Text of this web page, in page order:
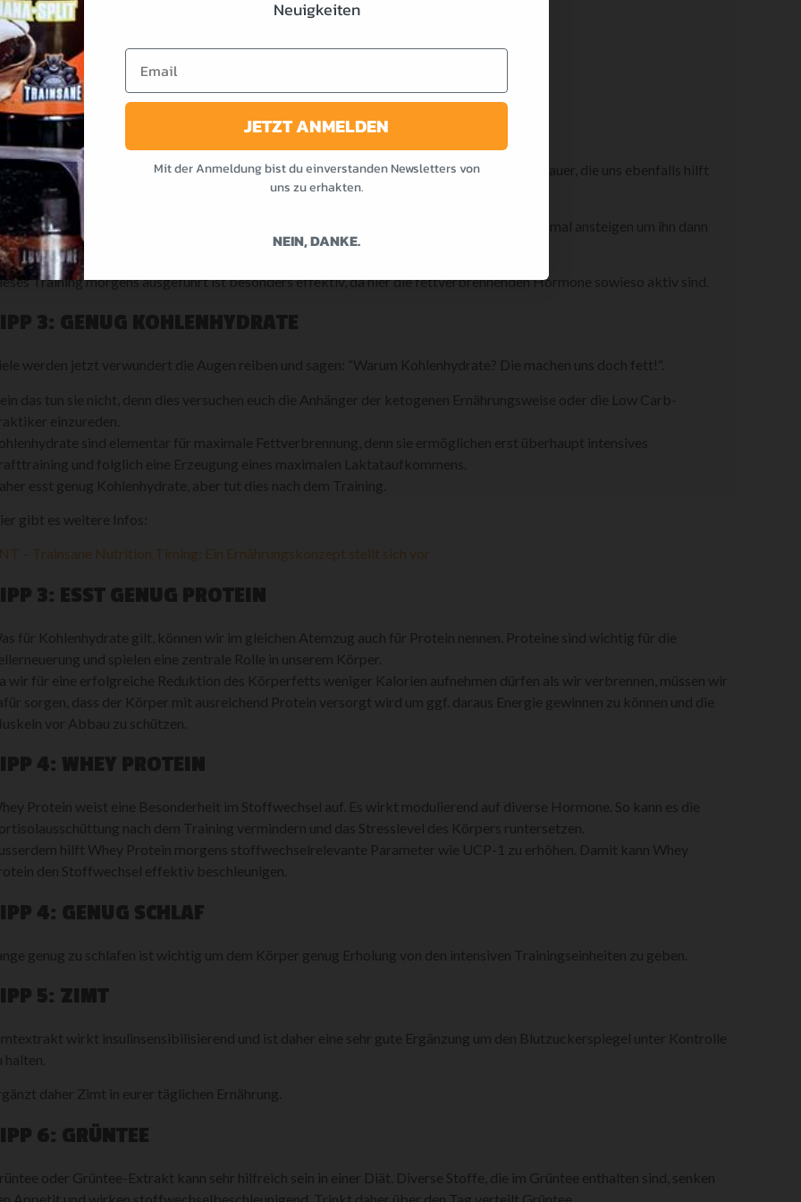
IN DEN WARENKORB
TIPP 2: HIIT (HIGH INTENSITY INTERVALL TRAINING)
wir gleich beim trainigstechnischen Aspekt und betrachten eine weitere Technik genauer, die uns ebenfalls hilft
Laktat anzuhäufen und damit den Nachbrenneffekt zu maximieren.
bedeutet viele kurze Sprints zu absolvieren, in welchen wir versuchen unseren Puls maximal ansteigen um ihn dann
runterfallen zu lassen.
Training morgens ausgeführt ist besonders effektiv, da hier die fettverbrennenden Hormone sowieso aktiv sind.
3: GENUG KOHLENHYDRATE
werden jetzt verwundert die Augen reiben und sagen: “Warum Kohlenhydrate? Die machen uns doch fett!“.
das tun sie nicht, denn dies versuchen euch die Anhänger der ketogenen Ernährungsweise oder die Low Carb-
einzureden.
sind elementar für maximale Fettverbrennung, denn sie ermöglichen erst überhaupt intensives
und folglich eine Erzeugung eines maximalen Laktataufkommens.
esst genug Kohlenhydrate, aber tut dies nach dem Training.
gibt es weitere Infos:
– Trainsane Nutrition Timing: Ein Ernährungskonzept stellt sich vor
3: ESST GENUG PROTEIN
für Kohlenhydrate gilt, können wir im gleichen Atemzug auch für Protein nennen. Proteine sind wichtig für die
und spielen eine zentrale Rolle in unserem Körper.
wir für eine erfolgreiche Reduktion des Körperfetts weniger Kalorien aufnehmen dürfen als wir verbrennen, müssen wir
sorgen, dass der Körper mit ausreichend Protein versorgt wird um ggf. daraus Energie gewinnen zu können und die
vor Abbau zu schützen.
4: WHEY PROTEIN
Protein weist eine Besonderheit im Stoffwechsel auf. Es wirkt modulierend auf diverse Hormone. So kann es die
nach dem Training vermindern und das Stresslevel des Körpers runtersetzen.
hilft Whey Protein morgens stoffwechselrelevante Parameter wie UCP-1 zu erhöhen. Damit kann Whey
den Stoffwechsel effektiv beschleunigen.
4: GENUG SCHLAF
genug zu schlafen ist wichtig um dem Körper genug Erholung von den intensiven Trainingseinheiten zu geben.
5: ZIMT
wirkt insulinsensibilisierend und ist daher eine sehr gute Ergänzung um den Blutzuckerspiegel unter Kontrolle
halten.
daher Zimt in eurer täglichen Ernährung.
6: GRÜNTEE
oder Grüntee-Extrakt kann sehr hilfreich sein in einer Diät. Diverse Stoffe, die im Grüntee enthalten sind, senken
Neuigkeiten
Email
JETZT ANMELDEN
Mit der Anmeldung bist du einverstanden Newsletters von
uns zu erhakten.
NEIN, DANKE.